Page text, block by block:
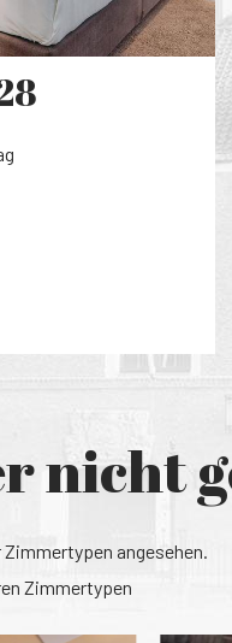
nicht
Zimmertypen angesehen.
Zimmertypen